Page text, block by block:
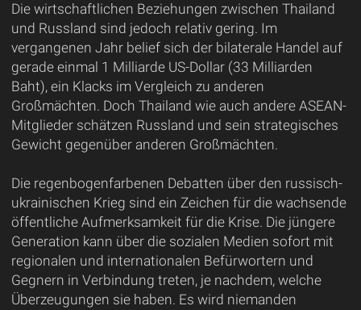
Die wirtschaftlichen Beziehungen zwischen Thailand
und Russland sind jedoch relativ gering. Im
vergangenen Jahr belief sich der bilaterale Handel auf
gerade einmal 1 Milliarde US-Dollar (33 Milliarden
Baht), ein Klacks im Vergleich zu anderen
Großmächten. Doch Thailand wie auch andere ASEAN-
Mitglieder schätzen Russland und sein strategisches
Gewicht gegenüber anderen Großmächten.
Die regenbogenfarbenen Debatten über den russisch-
ukrainischen Krieg sind ein Zeichen für die wachsende
öffentliche Aufmerksamkeit für die Krise. Die jüngere
Generation kann über die sozialen Medien sofort mit
regionalen und internationalen Befürwortern und
Gegnern in Verbindung treten, je nachdem, welche
Überzeugungen sie haben. Es wird niemanden